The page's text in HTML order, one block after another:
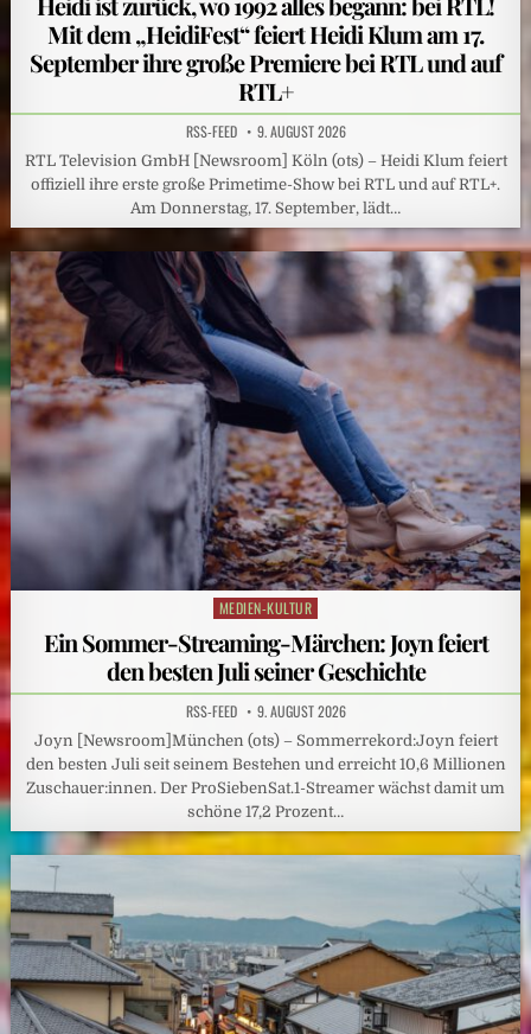
Mit dem „HeidiFest“ feiert Heidi Klum am 17.
September ihre große Premiere bei RTL und auf
RTL+
RSS-FEED 9. AUGUST 2026
RTL Television GmbH [Newsroom] Köln (ots) – Heidi Klum feiert
offiziell ihre erste große Primetime-Show bei RTL und auf RTL+.
Am Donnerstag, 17. September, lädt…
Posted
MEDIEN-KULTUR
Ein Sommer-Streaming-Märchen: Joyn feiert
den besten Juli seiner Geschichte
RSS-FEED 9. AUGUST 2026
Joyn [Newsroom]München (ots) – Sommerrekord:Joyn feiert
den besten Juli seit seinem Bestehen und erreicht 10,6 Millionen
Zuschauer:innen. Der ProSiebenSat.1-Streamer wächst damit um
schöne 17,2 Prozent…